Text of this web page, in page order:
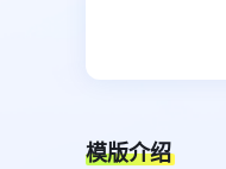
模版介绍